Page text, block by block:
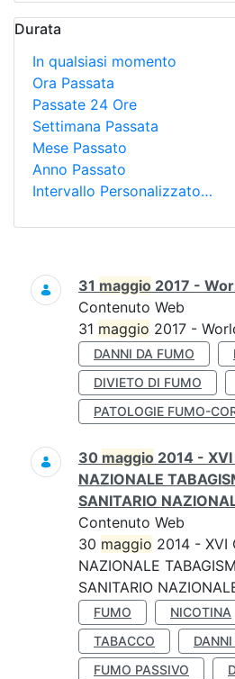
Durata
In qualsiasi momento
Ora Passata
Passate 24 Ore
Settimana Passata
Mese Passato
Anno Passato
Intervallo Personalizzato…
Ricerca
31 maggio 2017 -
Contenuto Web
31 maggio 2017 -
DANNI DA FUMO
DIVIETO DI FUMO
PATOLOGIE FUMO-
30 maggio 2014 - XVI
NAZIONALE
SANITARIO
Contenuto Web
30 maggio 2014 - XVI
NAZIONALE
SANITARIO
FUMO NICOTINA
TABACCO
FUMO PASSIVO